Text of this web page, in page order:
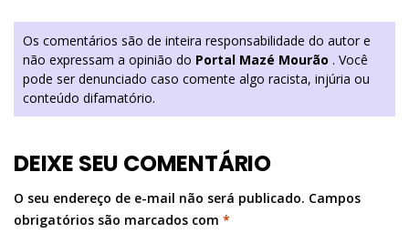
Os comentários são de inteira responsabilidade do autor e
não expressam a opinião do Portal Mazé Mourão . Você
pode ser denunciado caso comente algo racista, injúria ou
conteúdo difamatório.
DEIXE SEU COMENTÁRIO
O seu endereço de e-mail não será publicado. Campos
obrigatórios são marcados com *